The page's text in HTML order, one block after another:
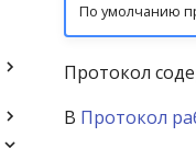
По умолчанию
Протокол
В Протокол